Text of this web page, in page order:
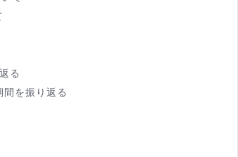
る
を振り返る